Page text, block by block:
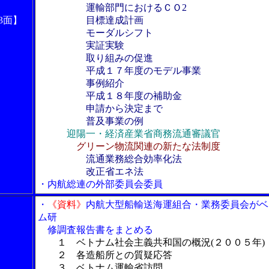
】
運輸部門におけるＣＯ2
目標達成計画
モーダルシフト
実証実験
取り組みの促進
平成１７年度のモデル事業
事例紹介
平成１８年度の補助金
申請から決定まで
普及事業の例
迎陽一・経済産業省商務流通審議官
グリーン物流関連の新たな法制度
流通業務総合効率化法
改正省エネ法
・内航総連の外部委員会委員
・
《資料》 内航大型船輸送海運組合・業務委員会が
ム研
修調査報告書をまとめる
１ ベトナム社会主義共和国の概況(２００５年)
２ 各造船所との質疑応答